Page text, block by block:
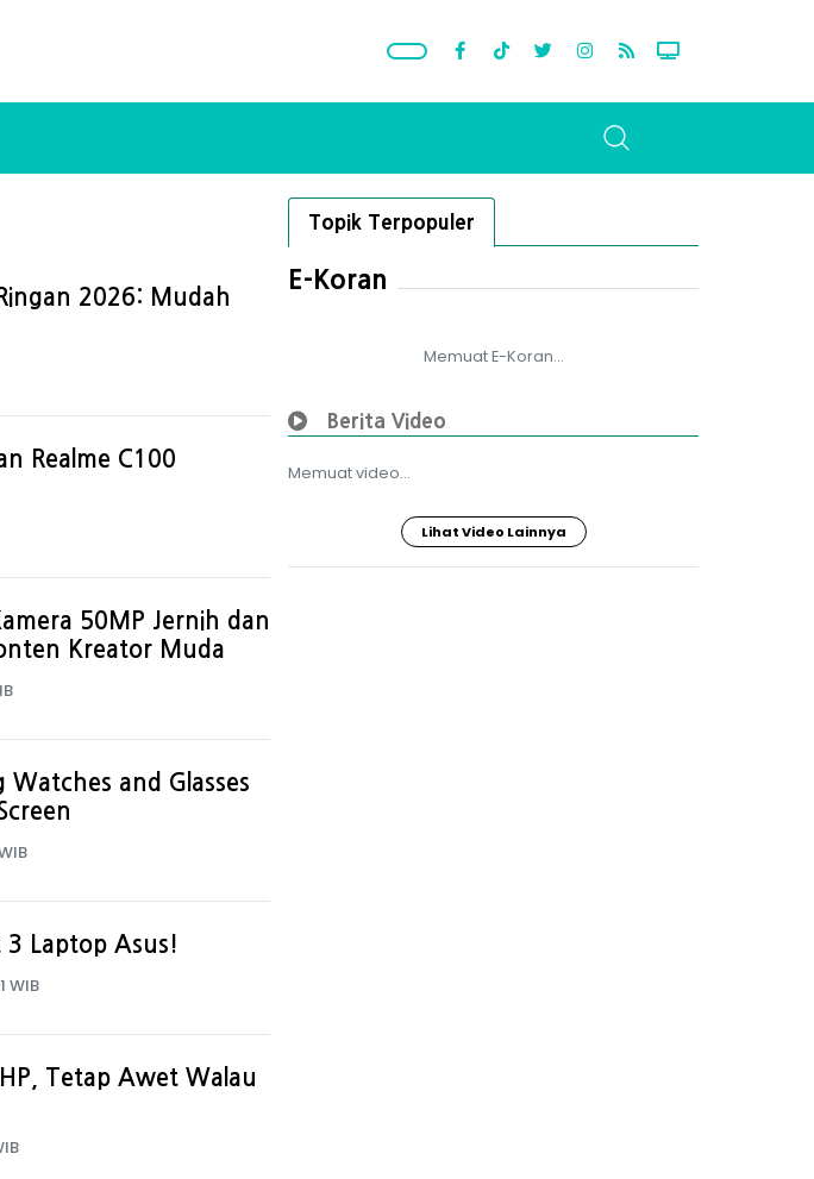
2026: Mudah
Realme C100
50MP Jernih dan
Kreator Muda
and Glasses
3 Laptop Asus!
WIB
Tetap Awet Walau
Topik Terpopuler
E-Koran
Memuat E-Koran...
Berita Video
Memuat video...
Lihat Video Lainnya